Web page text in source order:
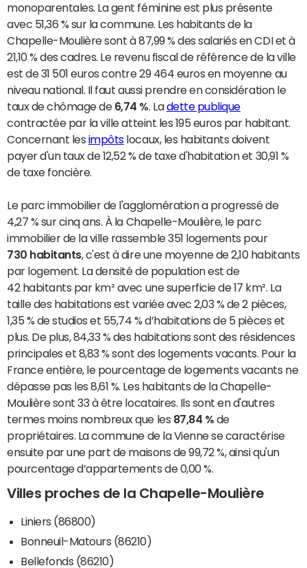
monoparentales. La gent féminine est plus présente
avec 51,36 % sur la commune. Les habitants de la
Chapelle-Moulière sont à 87,99 % des salariés en CDI et à
21,10 % des cadres. Le revenu fiscal de référence de la ville
est de 31 501 euros contre 29 464 euros en moyenne au
niveau national. Il faut aussi prendre en considération le
taux de chômage de 6,74 %. Ladette publique
contractée par la ville atteint les 195 euros par habitant.
Concernant les impôtslocaux, les habitants doivent
payer d'un taux de 12,52 % de taxe d'habitation et 30,91 %
de taxe foncière.
Le parc immobilier de l'agglomération a progressé de
4,27 % sur cinq ans. À la Chapelle-Moulière, le parc
immobilier de la ville rassemble 351 logements pour
730 habitants, c'est à dire une moyenne de 2,10 habitants
par logement. La densité de population est de
42 habitants par km² avec une superficie de 17 km². La
taille des habitations est variée avec 2,03 % de 2 pièces,
1,35 % de studios et 55,74 % d’habitations de 5 pièces et
plus. De plus, 84,33 % des habitations sont des résidences
principales et 8,83 % sont des logements vacants. Pour la
France entière, le pourcentage de logements vacants ne
dépasse pas les 8,61 %. Les habitants de la Chapelle-
Moulière sont 33 à être locataires. Ils sont en d'autres
termes moins nombreux que les 87,84 % de
propriétaires. La commune de la Vienne se caractérise
ensuite par une part de maisons de 99,72 %, ainsi qu'un
pourcentage d’appartements de 0,00 %.
Villes proches de la Chapelle-Moulière
Liniers (86800)
Bonneuil-Matours (86210)
Bellefonds (86210)